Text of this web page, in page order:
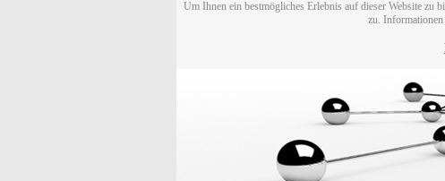
Um Ihnen ein bestmögliches Erlebnis auf dieser Website zu
zu.